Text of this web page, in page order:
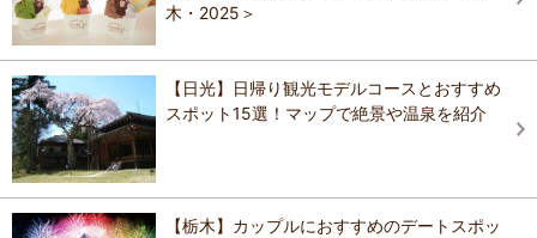
木・2025＞
【日光】日帰り観光モデルコースとおすすめ
スポット15選！マップで絶景や温泉を紹介
【栃木】カップルにおすすめのデートスポッ